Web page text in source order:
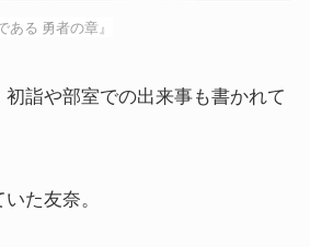
る 勇者の章』
詣や部室での出来事も書かれて
た友奈。